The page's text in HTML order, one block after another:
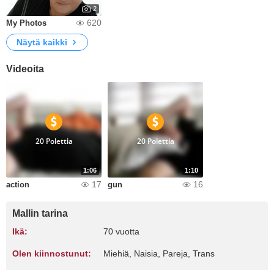
2
My Photos
620
Näytä kaikki
Videoita
1:06
20 Polettia
action 17
1:10
20 Polettia
gun 16
Mallin tarina
Ikä: 70 vuotta
Olen kiinnostunut: Miehiä, Naisia, Pareja, Trans